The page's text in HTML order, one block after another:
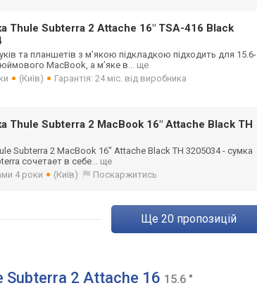
Thule Subterra 2 Attache 16" TSA-416 Black
та планшетів з м’якою підкладкою підходить для 15.6-
MacBook, а м’яке в... ще
(Київ)
Гарантія: 24 міс. від виробника
Thule Subterra 2 MacBook 16" Attache Black TH
Subterra 2 MacBook 16" Attache Black TH 3205034 - сумка
сочетает в себе... ще
4 роки (Київ) Поскаржитись
ще 20 пропозицій
Subterra 2 Attache 16 15.6 "